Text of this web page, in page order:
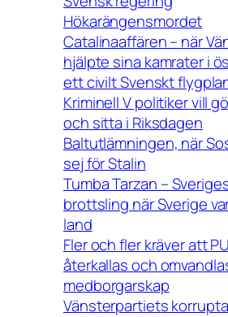
Hökarängensmordet
Catalinaaffären – när
hjälpte sina kamrater i
ett civilt Svenskt
Kriminell V politiker vill
och sitta i Riksdagen
Baltutlämningen, när
sej för Stalin
Tumba Tarzan –
brottsling när Sverige
land
Fler och fler kräver att
återkallas och
medborgarskap
Vänsterpartiets